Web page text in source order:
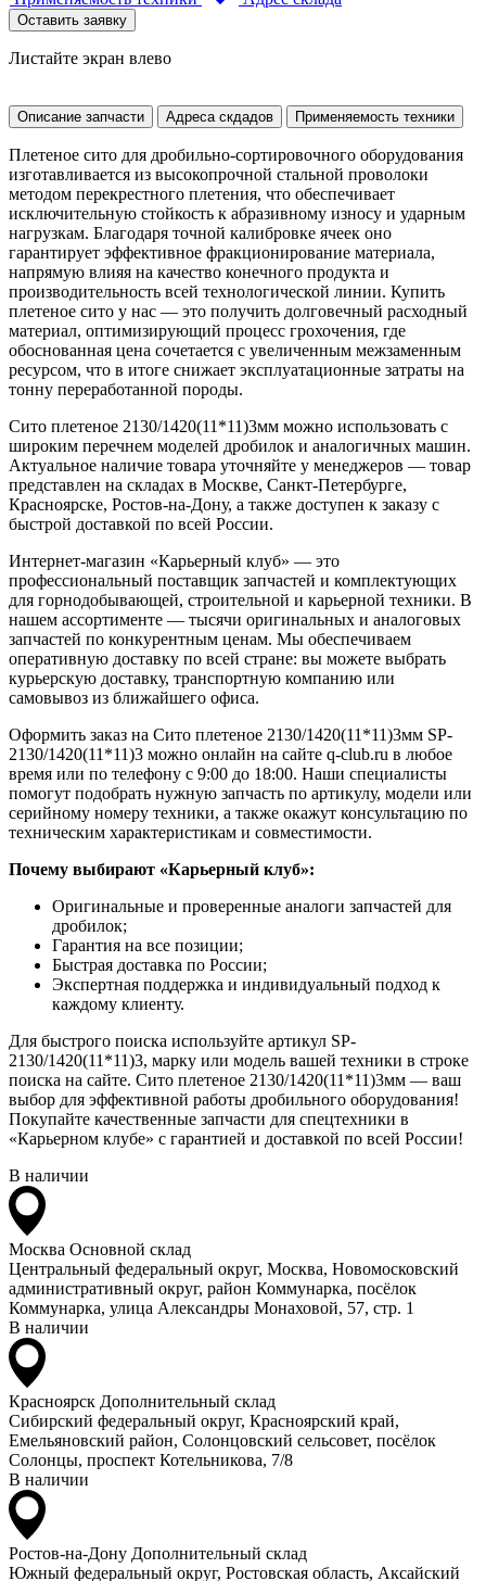
Оставить заявку
Листайте экран влево
Описание запчасти Адреса скдадов Применяемость техники
Плетеное сито для дробильно-сортировочного оборудования
изготавливается из высокопрочной стальной проволоки
методом перекрестного плетения, что обеспечивает
исключительную стойкость к абразивному износу и ударным
нагрузкам. Благодаря точной калибровке ячеек оно
гарантирует эффективное фракционирование материала,
напрямую влияя на качество конечного продукта и
производительность всей технологической линии. Купить
плетеное сито у нас — это получить долговечный расходный
материал, оптимизирующий процесс грохочения, где
обоснованная цена сочетается с увеличенным межзаменным
ресурсом, что в итоге снижает эксплуатационные затраты на
тонну переработанной породы.
Сито плетеное 2130/1420(11*11)3мм можно использовать с
широким перечнем моделей дробилок и аналогичных машин.
Актуальное наличие товара уточняйте у менеджеров — товар
представлен на складах в Москве, Санкт-Петербурге,
Красноярске, Ростов-на-Дону, а также доступен к заказу с
быстрой доставкой по всей России.
Интернет-магазин «Карьерный клуб» — это
профессиональный поставщик запчастей и комплектующих
для горнодобывающей, строительной и карьерной техники. В
нашем ассортименте — тысячи оригинальных и аналоговых
запчастей по конкурентным ценам. Мы обеспечиваем
оперативную доставку по всей стране: вы можете выбрать
курьерскую доставку, транспортную компанию или
самовывоз из ближайшего офиса.
Оформить заказ на Сито плетеное 2130/1420(11*11)3мм SP-
2130/1420(11*11)3 можно онлайн на сайте q-club.ru в любое
время или по телефону с 9:00 до 18:00. Наши специалисты
помогут подобрать нужную запчасть по артикулу, модели или
серийному номеру техники, а также окажут консультацию по
техническим характеристикам и совместимости.
Почему выбирают «Карьерный клуб»:
Оригинальные и проверенные аналоги запчастей для
дробилок;
Гарантия на все позиции;
Быстрая доставка по России;
Экспертная поддержка и индивидуальный подход к
каждому клиенту.
Для быстрого поиска используйте артикул SP-
2130/1420(11*11)3, марку или модель вашей техники в строке
поиска на сайте. Сито плетеное 2130/1420(11*11)3мм — ваш
выбор для эффективной работы дробильного оборудования!
Покупайте качественные запчасти для спецтехники в
«Карьерном клубе» с гарантией и доставкой по всей России!
В наличии
Москва Основной склад
Центральный федеральный округ, Москва, Новомосковский
административный округ, район Коммунарка, посёлок
Коммунарка, улица Александры Монаховой, 57, стр. 1
В наличии
Красноярск Дополнительный склад
Сибирский федеральный округ, Красноярский край,
Емельяновский район, Солонцовский сельсовет, посёлок
Солонцы, проспект Котельникова, 7/8
В наличии
Ростов-на-Дону Дополнительный склад
Южный федеральный округ, Ростовская область, Аксайский